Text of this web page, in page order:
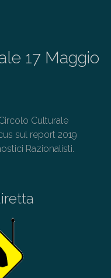
17 Maggio
Culturale
sul report 2019
Razionalisti.